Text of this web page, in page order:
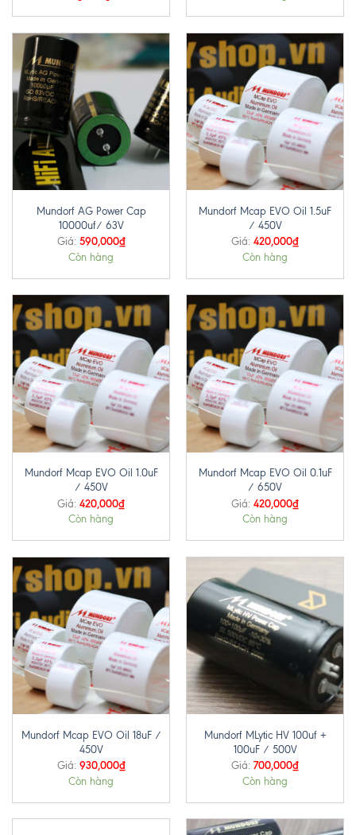
Mundorf AG Power Cap
10000uf/ 63V
Giá: 590,000₫
Còn hàng
Mundorf Mcap EVO Oil 1.5uF
/ 450V
Giá: 420,000₫
Còn hàng
Mundorf Mcap EVO Oil 1.0uF
/ 450V
Giá: 420,000₫
Còn hàng
Mundorf Mcap EVO Oil 0.1uF
/ 650V
Giá: 420,000₫
Còn hàng
Mundorf Mcap EVO Oil 18uF /
450V
Giá: 930,000₫
Còn hàng
Mundorf MLytic HV 100uf +
100uF / 500V
Giá: 700,000₫
Còn hàng